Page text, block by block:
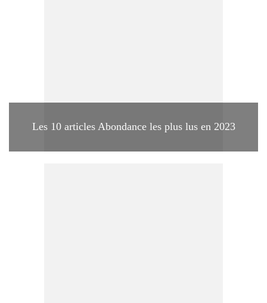
Les 10 articles Abondance les plus lus en 2023